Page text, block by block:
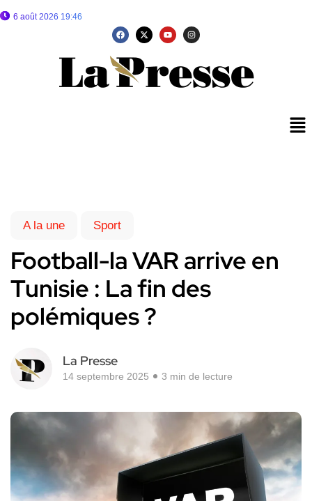
6 août 2026 19:46
A la une Sport
Football-la VAR arrive en
Tunisie : La fin des
polémiques ?
La Presse
14 septembre 2025 3 min de lecture